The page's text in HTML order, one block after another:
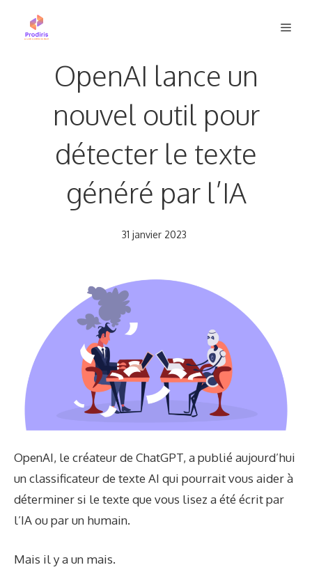
OpenAI lance un
nouvel outil pour
détecter le texte
généré par l’IA
31 janvier 2023
OpenAI, le créateur de ChatGPT, a publié aujourd’hui
un classificateur de texte AI qui pourrait vous aider à
déterminer si le texte que vous lisez a été écrit par
l’IA ou par un humain.
Mais il y a un mais.